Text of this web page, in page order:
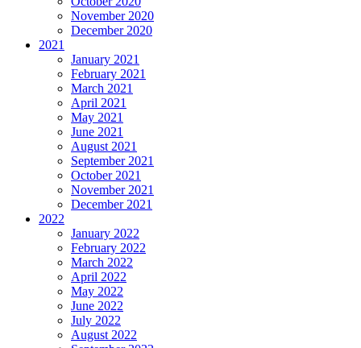
November 2020
December 2020
2021
January 2021
February 2021
March 2021
April 2021
May 2021
June 2021
August 2021
September 2021
October 2021
November 2021
December 2021
2022
January 2022
February 2022
March 2022
April 2022
May 2022
June 2022
July 2022
August 2022